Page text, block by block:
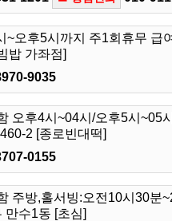
~오후5시까지 주1회휴무 급
밥 가좌점]
9035
오후4시~04시/오후5시~05
2 [종로빈대떡]
0155
주방,홀서빙:오전10시30분
만수1동 [초심]